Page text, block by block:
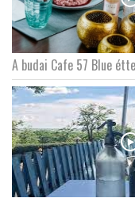
A budai Cafe 57 Blue